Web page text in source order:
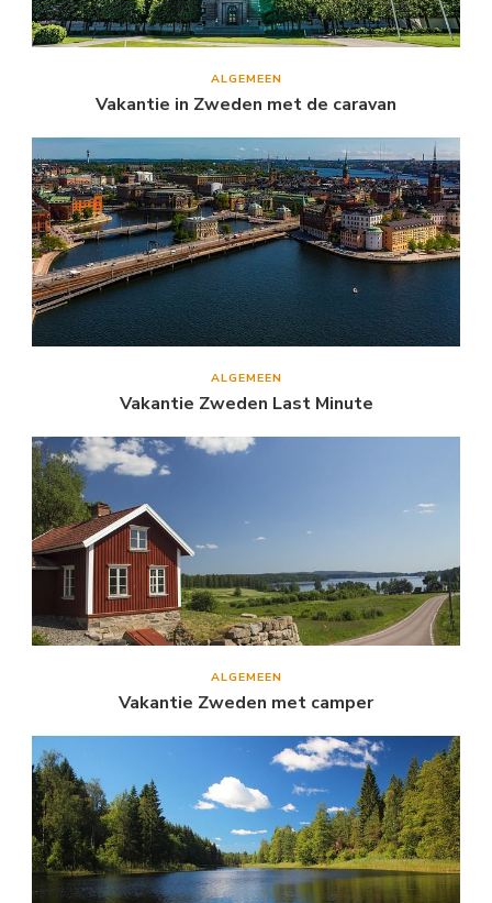
ALGEMEEN
Vakantie in Zweden met de caravan
ALGEMEEN
Vakantie Zweden Last Minute
ALGEMEEN
Vakantie Zweden met camper